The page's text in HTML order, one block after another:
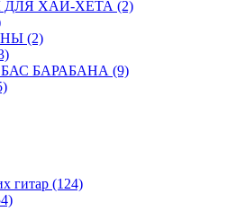
ХАЙ-ХЕТА (2)
(2)
БАРАБАНА (9)
гитар (124)